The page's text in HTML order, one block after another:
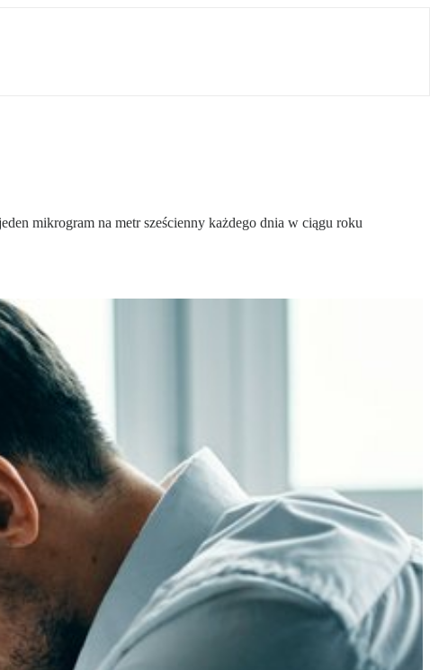
mikrogram na metr sześcienny każdego dnia w ciągu roku